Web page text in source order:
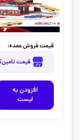
قیمت فروش عمده:
قیمت تامین‌کنندگان دیگر
افزودن به
لیست